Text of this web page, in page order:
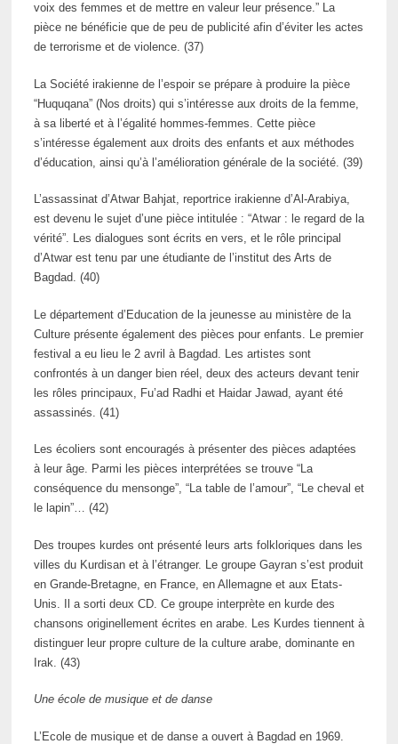
voix des femmes et de mettre en valeur leur présence.” La
pièce ne bénéficie que de peu de publicité afin d’éviter les actes
de terrorisme et de violence. (37)
La Société irakienne de l’espoir se prépare à produire la pièce
“Huquqana” (Nos droits) qui s’intéresse aux droits de la femme,
à sa liberté et à l’égalité hommes-femmes. Cette pièce
s’intéresse également aux droits des enfants et aux méthodes
d’éducation, ainsi qu’à l’amélioration générale de la société. (39)
L’assassinat d’Atwar Bahjat, reportrice irakienne d’Al-Arabiya,
est devenu le sujet d’une pièce intitulée : “Atwar : le regard de la
vérité”. Les dialogues sont écrits en vers, et le rôle principal
d’Atwar est tenu par une étudiante de l’institut des Arts de
Bagdad. (40)
Le département d’Education de la jeunesse au ministère de la
Culture présente également des pièces pour enfants. Le premier
festival a eu lieu le 2 avril à Bagdad. Les artistes sont
confrontés à un danger bien réel, deux des acteurs devant tenir
les rôles principaux, Fu’ad Radhi et Haidar Jawad, ayant été
assassinés. (41)
Les écoliers sont encouragés à présenter des pièces adaptées
à leur âge. Parmi les pièces interprétées se trouve “La
conséquence du mensonge”, “La table de l’amour”, “Le cheval et
le lapin”… (42)
Des troupes kurdes ont présenté leurs arts folkloriques dans les
villes du Kurdisan et à l’étranger. Le groupe Gayran s’est produit
en Grande-Bretagne, en France, en Allemagne et aux Etats-
Unis. Il a sorti deux CD. Ce groupe interprète en kurde des
chansons originellement écrites en arabe. Les Kurdes tiennent à
distinguer leur propre culture de la culture arabe, dominante en
Irak. (43)
Une école de musique et de danse
L’Ecole de musique et de danse a ouvert à Bagdad en 1969.